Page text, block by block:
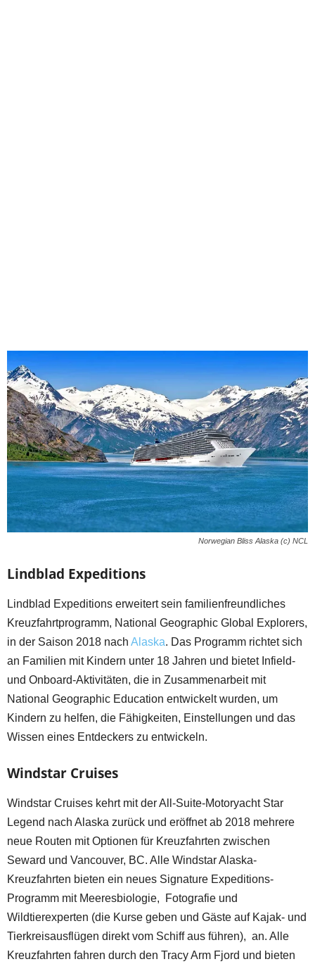
Norwegian Bliss Alaska (c) NCL
Lindblad Expeditions
Lindblad Expeditions erweitert sein familienfreundliches
Kreuzfahrtprogramm, National Geographic Global Explorers,
in der Saison 2018 nach Alaska. Das Programm richtet sich
an Familien mit Kindern unter 18 Jahren und bietet Infield-
und Onboard-Aktivitäten, die in Zusammenarbeit mit
National Geographic Education entwickelt wurden, um
Kindern zu helfen, die Fähigkeiten, Einstellungen und das
Wissen eines Entdeckers zu entwickeln.
Windstar Cruises
Windstar Cruises kehrt mit der All-Suite-Motoryacht Star
Legend nach Alaska zurück und eröffnet ab 2018 mehrere
neue Routen mit Optionen für Kreuzfahrten zwischen
Seward und Vancouver, BC. Alle Windstar Alaska-
Kreuzfahrten bieten ein neues Signature Expeditions-
Programm mit Meeresbiologie, Fotografie und
Wildtierexperten (die Kurse geben und Gäste auf Kajak- und
Tierkreisausflügen direkt vom Schiff aus führen), an. Alle
Kreuzfahrten fahren durch den Tracy Arm Fjord und bieten